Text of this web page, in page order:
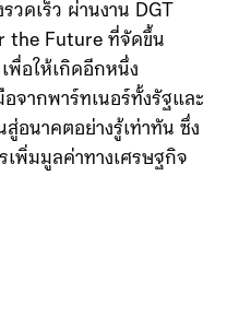
วดเร็ว ผ่านงาน DGT
the Future ที่จัดขึ้น
พื่อให้เกิดอีกหนึ่ง
จากพาร์ทเนอร์ทั้งรัฐและ
อนาคตอย่างรู้เท่าทัน ซึ่ง
เพิ่มมูลค่าทางเศรษฐกิจ